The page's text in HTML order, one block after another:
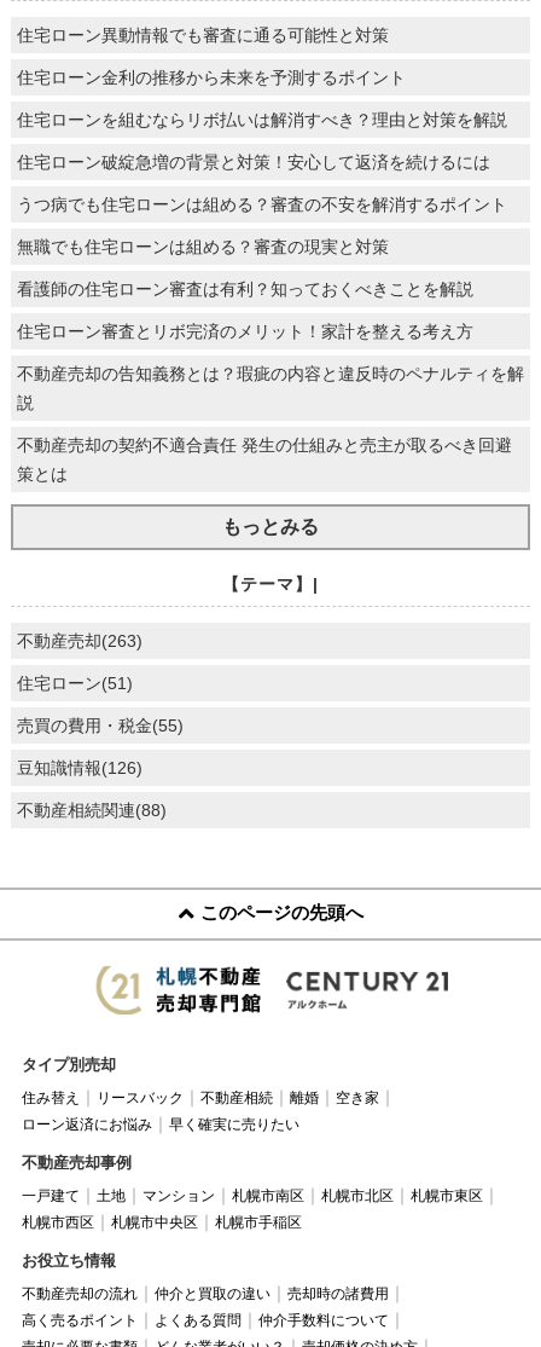
住宅ローン異動情報でも審査に通る可能性と対策
住宅ローン金利の推移から未来を予測するポイント
住宅ローンを組むならリボ払いは解消すべき？理由と対策を解説
住宅ローン破綻急増の背景と対策！安心して返済を続けるには
うつ病でも住宅ローンは組める？審査の不安を解消するポイント
無職でも住宅ローンは組める？審査の現実と対策
看護師の住宅ローン審査は有利？知っておくべきことを解説
住宅ローン審査とリボ完済のメリット！家計を整える考え方
不動産売却の告知義務とは？瑕疵の内容と違反時のペナルティを解
説
不動産売却の契約不適合責任 発生の仕組みと売主が取るべき回避
策とは
もっとみる
【テーマ】|
不動産売却(263)
住宅ローン(51)
売買の費用・税金(55)
豆知識情報(126)
不動産相続関連(88)
このページの先頭へ
タイプ別売却
住み替え リースバック 不動産相続 離婚
空き家
ローン返済にお悩み
早く確実に売りたい
不動産売却事例
一戸建て 土地 マンション 札幌市南区 札幌市北区
札幌市東区
札幌市西区
札幌市中央区 札幌市手稲区
お役立ち情報
不動産売却の流れ 仲介と買取の違い
売却時の諸費用
高く売るポイント
よくある質問
仲介手数料について